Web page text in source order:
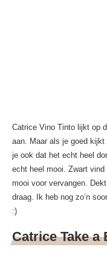
Catrice Vino Tinto lijkt op
aan. Maar als je goed
je ook dat het echt heel
echt heel mooi. Zwart
mooi voor vervangen.
draag. Ik heb nog zo’n
:)
Catrice Take a